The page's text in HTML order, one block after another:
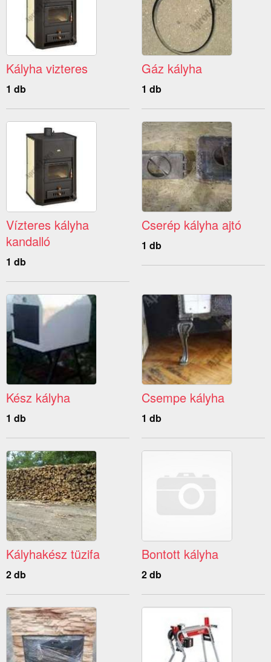
Kályha vizteres
1 db
Gáz kályha
1 db
Vízteres kályha
kandalló
1 db
Cserép kályha ajtó
1 db
Kész kályha
1 db
Csempe kályha
1 db
Kályhakész tüzifa
2 db
Bontott kályha
2 db